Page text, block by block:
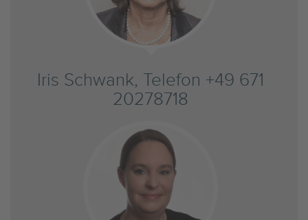
Iris Schwank, Telefon +49 671
20278718